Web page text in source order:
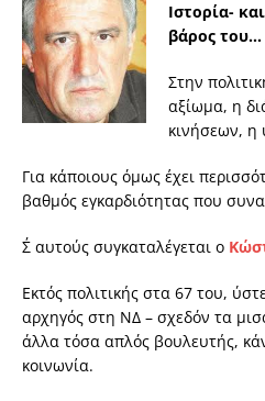
Ιστορία-
βάρος του…
Στην
αξίωμα, η
κινήσεων, η
Για κάποιους όμως έχει
βαθμός εγκαρδιότητας που
Σ΄ αυτούς συγκαταλέγεται ο
Εκτός πολιτικής στα 67 του,
αρχηγός στη ΝΔ – σχεδόν τα
άλλα τόσα απλός βουλευτής,
κοινωνία.